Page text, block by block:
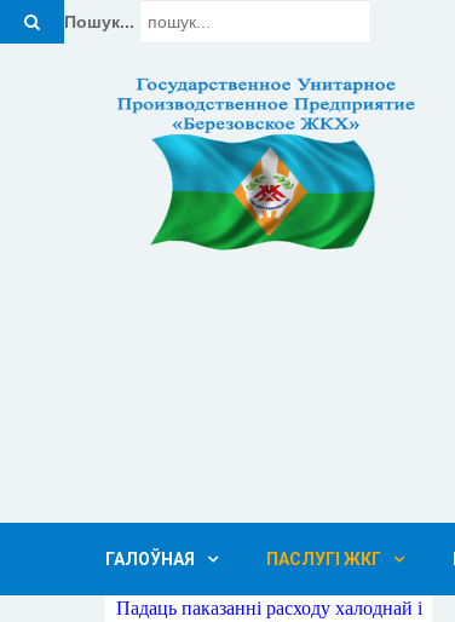
Пошук...
ГАЛОЎНАЯ ПАСЛУГІ ЖКГ
Падаць паказанні расходу халоднай і